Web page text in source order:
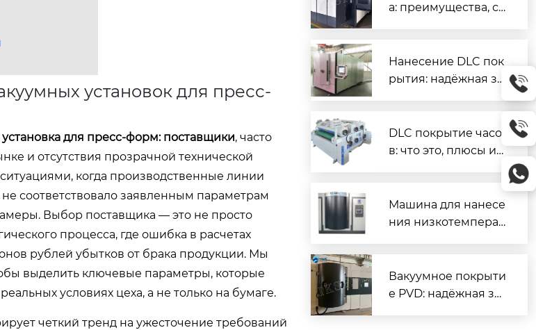
установок для пресс-
для пресс-форм: поставщики, часто
и отсутствия прозрачной технической
когда производственные линии
соответствовало заявленным параметрам
Выбор поставщика — это не просто
процесса, где ошибка в расчетах
рублей убытков от брака продукции. Мы
выделить ключевые параметры, которые
условиях цеха, а не только на бумаге.
четкий тренд на ужесточение требований
а: преимущества, ср
Нанесение DLC пок
рытия: надёжная за
DLC покрытие часо
в: что это, плюсы и
Машина для нанесе
ния низкотемперат
ение для промышл
енного применени
Вакуумное покрыти
е PVD: надёжная за